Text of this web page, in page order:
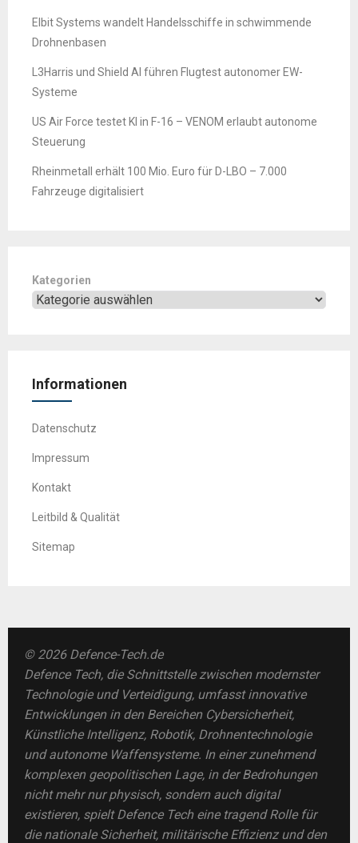
Elbit Systems wandelt Handelsschiffe in schwimmende
Drohnenbasen
L3Harris und Shield AI führen Flugtest autonomer EW-
Systeme
US Air Force testet KI in F-16 – VENOM erlaubt autonome
Steuerung
Rheinmetall erhält 100 Mio. Euro für D-LBO – 7.000
Fahrzeuge digitalisiert
Kategorien
Informationen
Datenschutz
Impressum
Kontakt
Leitbild & Qualität
Sitemap
© 2026 Defence-Tech.de
Defence Tech, die Schnittstelle zwischen modernster
Technologie und Verteidigung, umfasst innovative
Entwicklungen in den Bereichen Cybersicherheit,
Künstliche Intelligenz, Robotik, Drohnentechnologie
und autonome Waffensysteme. In einer zunehmend
komplexen geopolitischen Lage, in der Bedrohungen
nicht mehr nur physisch, sondern auch digital
existieren, spielt Defence Tech eine tragend Rolle für
die nationale Sicherheit, militärische Effizienz und den